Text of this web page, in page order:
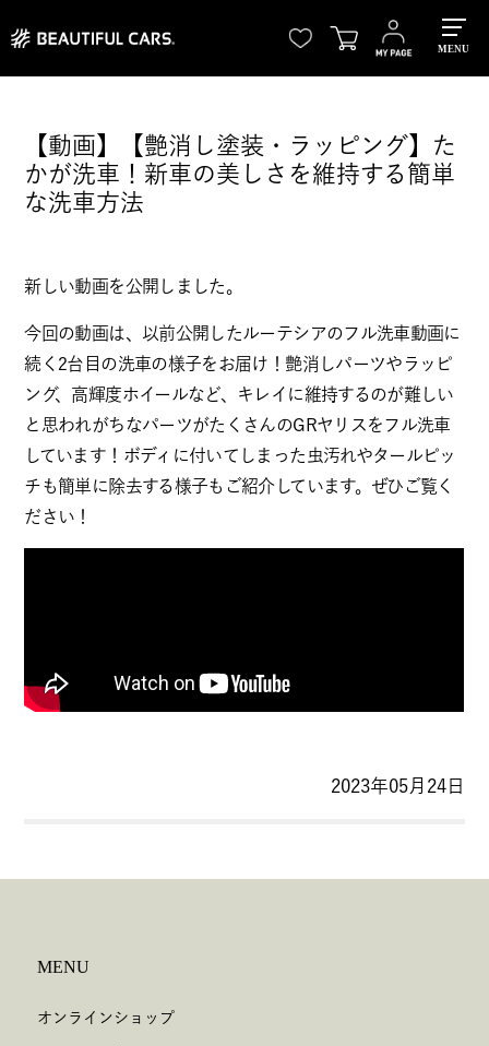
MENU
【動画】【艶消し塗装・ラッピング】た
かが洗車！新車の美しさを維持する簡単
な洗車方法
新しい動画を公開しました。
今回の動画は、以前公開したルーテシアのフル洗車動画に
続く2台目の洗車の様子をお届け！艶消しパーツやラッピ
ング、高輝度ホイールなど、キレイに維持するのが難しい
と思われがちなパーツがたくさんのGRヤリスをフル洗車
しています！ボディに付いてしまった虫汚れやタールピッ
チも簡単に除去する様子もご紹介しています。ぜひご覧く
ださい！
2023年05月24日
MENU
オンラインショップ